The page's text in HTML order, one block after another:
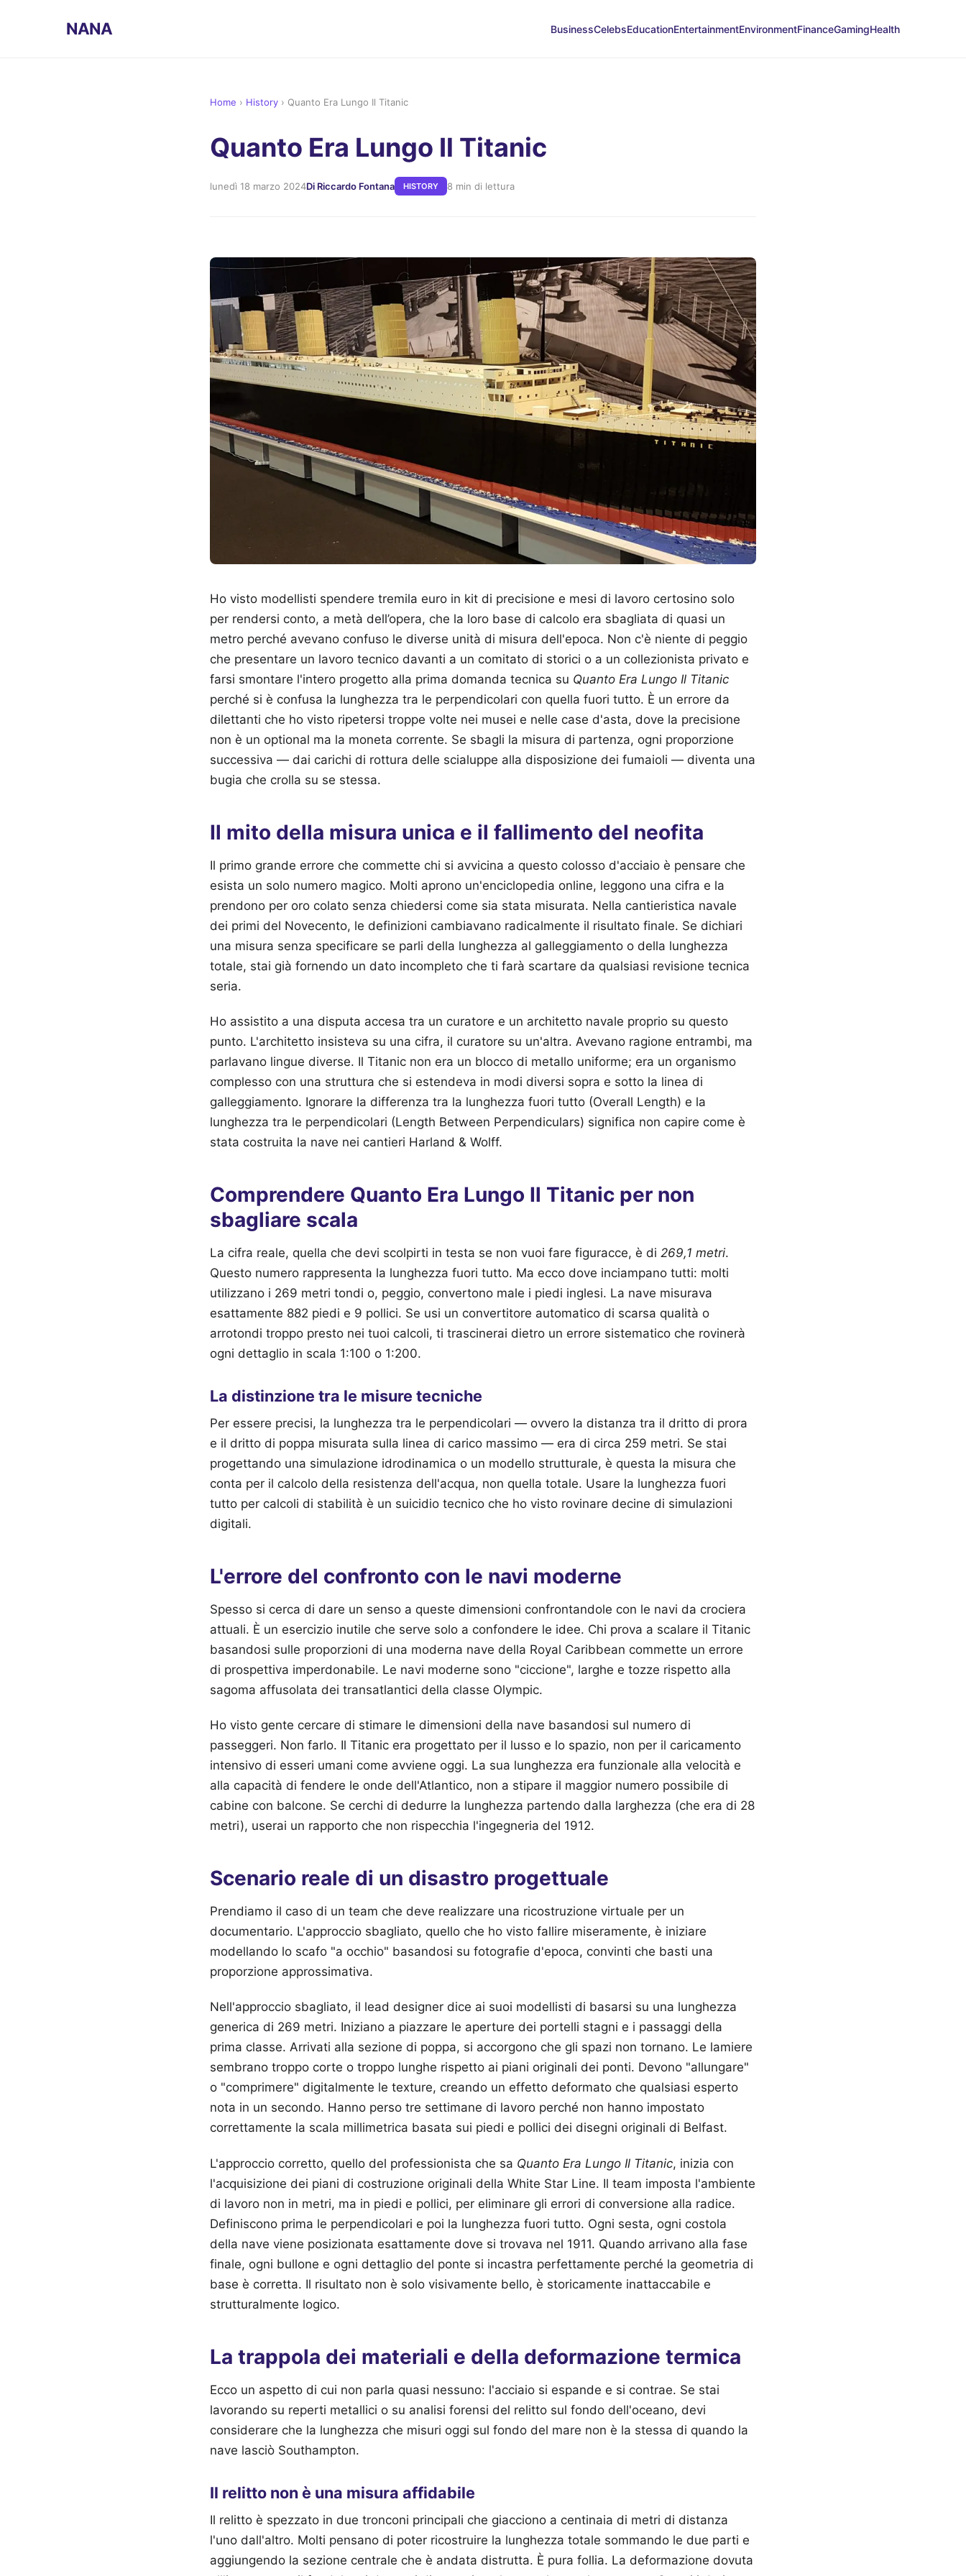
NANA BusinessCelebsEducationEntertainmentEnvironmentFinanceGamingHealth
Home › History › Quanto Era Lungo Il Titanic
Quanto Era Lungo Il Titanic
lunedì 18 marzo 2024Di Riccardo Fontana HISTORY 8 min di lettura
Ho visto modellisti spendere tremila euro in kit di precisione e mesi di lavoro certosino solo
per rendersi conto, a metà dell’opera, che la loro base di calcolo era sbagliata di quasi un
metro perché avevano confuso le diverse unità di misura dell'epoca. Non c'è niente di peggio
che presentare un lavoro tecnico davanti a un comitato di storici o a un collezionista privato e
farsi smontare l'intero progetto alla prima domanda tecnica su Quanto Era Lungo Il Titanic
perché si è confusa la lunghezza tra le perpendicolari con quella fuori tutto. È un errore da
dilettanti che ho visto ripetersi troppe volte nei musei e nelle case d'asta, dove la precisione
non è un optional ma la moneta corrente. Se sbagli la misura di partenza, ogni proporzione
successiva — dai carichi di rottura delle scialuppe alla disposizione dei fumaioli — diventa una
bugia che crolla su se stessa.
Il mito della misura unica e il fallimento del neofita
Il primo grande errore che commette chi si avvicina a questo colosso d'acciaio è pensare che
esista un solo numero magico. Molti aprono un'enciclopedia online, leggono una cifra e la
prendono per oro colato senza chiedersi come sia stata misurata. Nella cantieristica navale
dei primi del Novecento, le definizioni cambiavano radicalmente il risultato finale. Se dichiari
una misura senza specificare se parli della lunghezza al galleggiamento o della lunghezza
totale, stai già fornendo un dato incompleto che ti farà scartare da qualsiasi revisione tecnica
seria.
Ho assistito a una disputa accesa tra un curatore e un architetto navale proprio su questo
punto. L'architetto insisteva su una cifra, il curatore su un'altra. Avevano ragione entrambi, ma
parlavano lingue diverse. Il Titanic non era un blocco di metallo uniforme; era un organismo
complesso con una struttura che si estendeva in modi diversi sopra e sotto la linea di
galleggiamento. Ignorare la differenza tra la lunghezza fuori tutto (Overall Length) e la
lunghezza tra le perpendicolari (Length Between Perpendiculars) significa non capire come è
stata costruita la nave nei cantieri Harland & Wolff.
Comprendere Quanto Era Lungo Il Titanic per non
sbagliare scala
La cifra reale, quella che devi scolpirti in testa se non vuoi fare figuracce, è di 269,1 metri.
Questo numero rappresenta la lunghezza fuori tutto. Ma ecco dove inciampano tutti: molti
utilizzano i 269 metri tondi o, peggio, convertono male i piedi inglesi. La nave misurava
esattamente 882 piedi e 9 pollici. Se usi un convertitore automatico di scarsa qualità o
arrotondi troppo presto nei tuoi calcoli, ti trascinerai dietro un errore sistematico che rovinerà
ogni dettaglio in scala 1:100 o 1:200.
La distinzione tra le misure tecniche
Per essere precisi, la lunghezza tra le perpendicolari — ovvero la distanza tra il dritto di prora
e il dritto di poppa misurata sulla linea di carico massimo — era di circa 259 metri. Se stai
progettando una simulazione idrodinamica o un modello strutturale, è questa la misura che
conta per il calcolo della resistenza dell'acqua, non quella totale. Usare la lunghezza fuori
tutto per calcoli di stabilità è un suicidio tecnico che ho visto rovinare decine di simulazioni
digitali.
L'errore del confronto con le navi moderne
Spesso si cerca di dare un senso a queste dimensioni confrontandole con le navi da crociera
attuali. È un esercizio inutile che serve solo a confondere le idee. Chi prova a scalare il Titanic
basandosi sulle proporzioni di una moderna nave della Royal Caribbean commette un errore
di prospettiva imperdonabile. Le navi moderne sono "ciccione", larghe e tozze rispetto alla
sagoma affusolata dei transatlantici della classe Olympic.
Ho visto gente cercare di stimare le dimensioni della nave basandosi sul numero di
passeggeri. Non farlo. Il Titanic era progettato per il lusso e lo spazio, non per il caricamento
intensivo di esseri umani come avviene oggi. La sua lunghezza era funzionale alla velocità e
alla capacità di fendere le onde dell'Atlantico, non a stipare il maggior numero possibile di
cabine con balcone. Se cerchi di dedurre la lunghezza partendo dalla larghezza (che era di 28
metri), userai un rapporto che non rispecchia l'ingegneria del 1912.
Scenario reale di un disastro progettuale
Prendiamo il caso di un team che deve realizzare una ricostruzione virtuale per un
documentario. L'approccio sbagliato, quello che ho visto fallire miseramente, è iniziare
modellando lo scafo "a occhio" basandosi su fotografie d'epoca, convinti che basti una
proporzione approssimativa.
Nell'approccio sbagliato, il lead designer dice ai suoi modellisti di basarsi su una lunghezza
generica di 269 metri. Iniziano a piazzare le aperture dei portelli stagni e i passaggi della
prima classe. Arrivati alla sezione di poppa, si accorgono che gli spazi non tornano. Le lamiere
sembrano troppo corte o troppo lunghe rispetto ai piani originali dei ponti. Devono "allungare"
o "comprimere" digitalmente le texture, creando un effetto deformato che qualsiasi esperto
nota in un secondo. Hanno perso tre settimane di lavoro perché non hanno impostato
correttamente la scala millimetrica basata sui piedi e pollici dei disegni originali di Belfast.
L'approccio corretto, quello del professionista che sa Quanto Era Lungo Il Titanic, inizia con
l'acquisizione dei piani di costruzione originali della White Star Line. Il team imposta l'ambiente
di lavoro non in metri, ma in piedi e pollici, per eliminare gli errori di conversione alla radice.
Definiscono prima le perpendicolari e poi la lunghezza fuori tutto. Ogni sesta, ogni costola
della nave viene posizionata esattamente dove si trovava nel 1911. Quando arrivano alla fase
finale, ogni bullone e ogni dettaglio del ponte si incastra perfettamente perché la geometria di
base è corretta. Il risultato non è solo visivamente bello, è storicamente inattaccabile e
strutturalmente logico.
La trappola dei materiali e della deformazione termica
Ecco un aspetto di cui non parla quasi nessuno: l'acciaio si espande e si contrae. Se stai
lavorando su reperti metallici o su analisi forensi del relitto sul fondo dell'oceano, devi
considerare che la lunghezza che misuri oggi sul fondo del mare non è la stessa di quando la
nave lasciò Southampton.
Il relitto non è una misura affidabile
Il relitto è spezzato in due tronconi principali che giacciono a centinaia di metri di distanza
l'uno dall'altro. Molti pensano di poter ricostruire la lunghezza totale sommando le due parti e
aggiungendo la sezione centrale che è andata distrutta. È pura follia. La deformazione dovuta